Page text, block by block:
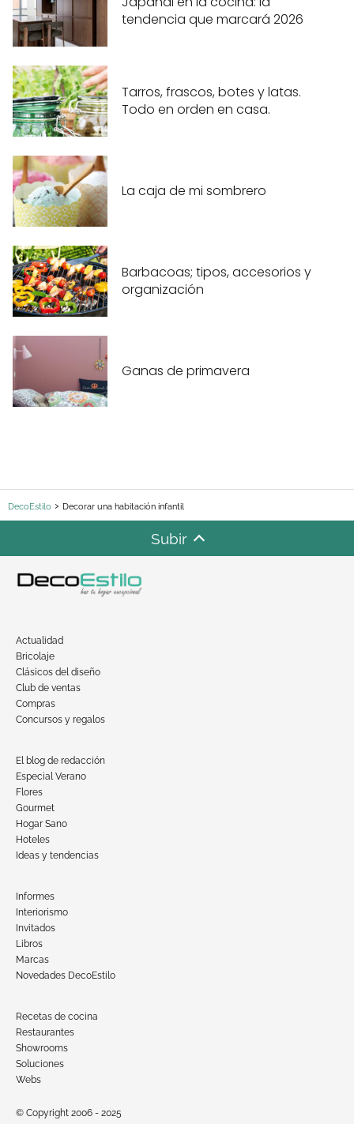
tendencia que marcará 2026
Tarros, frascos, botes y latas.
Todo en orden en casa.
La caja de mi sombrero
Barbacoas; tipos, accesorios y
organización
Ganas de primavera
DecoEstilo Decorar una habitación infantil
Subir
Actualidad
Bricolaje
Clásicos del diseño
Club de ventas
Compras
Concursos y regalos
El blog de redacción
Especial Verano
Flores
Gourmet
Hogar Sano
Hoteles
Ideas y tendencias
Informes
Interiorismo
Invitados
Libros
Marcas
Novedades DecoEstilo
Recetas de cocina
Restaurantes
Showrooms
Soluciones
Webs
© Copyright 2006 - 2025